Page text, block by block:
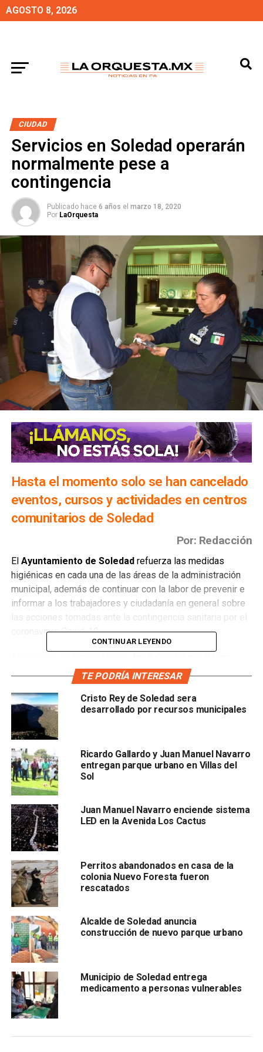
AGOSTO 8, 2026
CIUDAD
Servicios en Soledad operarán
normalmente pese a
contingencia
Publicado hace 6 años el marzo 18, 2020
Por LaOrquesta
Hasta el momento solo se han cancelado
eventos, cursos y actividades en centros
comunitarios de Soledad
Por: Redacción
El Ayuntamiento de Soledadrefuerza las medidas
higiénicas en cada una de las áreas de la administración
municipal, además de continuar con la labor de prevenir e
informar a los trabajadores y ciudadanía en general sobre
las acciones tomadas ante la contingencia sanitaria por el
coronavirus Covid-19.
, señaló que se implementan acciones preventivas
para evitar que los trabajadores municipales estén en
riesgo, por lo que se han adoptado medidas tanto de
manera particular como general.
Indicó que en las diferentes áreas se les ha dotado de
antibacterial, cubrebocas e instrumentos de higiene;
se ha instruido al departamento de Servicios Generales
para que mantenga las oficinas limpias, además de instar
a los trabajadores al lavado constante de manos.
Además, se instruyó a las oficinas municipales que
establezcan mecanismos para evitar que se reúnan gran
cantidad de personas en un mismo lugar. En el ingreso a la
presidencia municipal o a laUnidad Administrativa
se dota de gel antibacterial a las personas que acuden a
realizar diversos trámites.
Pérez Zúñiga describió que los servicios de la ciudad se
CONTINUAR LEYENDO
TE PODRÍA INTERESAR
Cristo Rey de Soledad sera
desarrollado por recursos municipales
Ricardo Gallardo y Juan Manuel Navarro
entregan parque urbano en Villas del
Sol
Juan Manuel Navarro enciende sistema
LED en la Avenida Los Cactus
Perritos abandonados en casa de la
colonia Nuevo Foresta fueron
rescatados
Alcalde de Soledad anuncia
construcción de nuevo parque urbano
Municipio de Soledad entrega
medicamento a personas vulnerables